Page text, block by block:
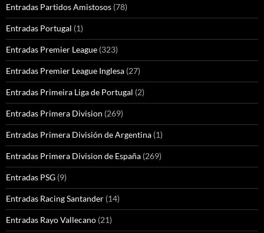
Entradas Partidos Amistosos (78)
Entradas Portugal (1)
Entradas Premier League (323)
Entradas Premier League Inglesa (27)
Entradas Primeira Liga de Portugal (2)
Entradas Primera Division (269)
Entradas Primera División de Argentina (1)
Entradas Primera Division de España (269)
Entradas PSG (9)
Entradas Racing Santander (14)
Entradas Rayo Vallecano (21)